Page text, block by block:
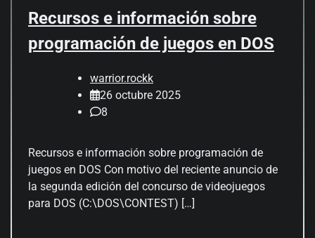
Recursos e información sobre
programación de juegos en DOS
warrior.rockk
26 octubre 2025
8
Recursos e información sobre programación de
juegos en DOS Con motivo del reciente anuncio de
la segunda edición del concurso de videojuegos
para DOS (C:\DOS\CONTEST) […]